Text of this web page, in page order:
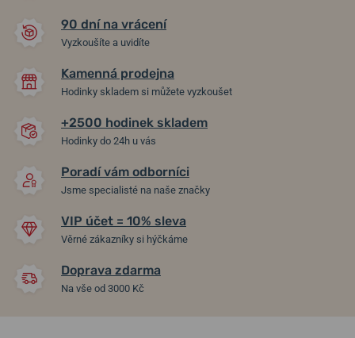
90 dní na vrácení
Vyzkoušíte a uvidíte
Kamenná prodejna
Hodinky skladem si můžete vyzkoušet
+2500 hodinek skladem
Hodinky do 24h u vás
Poradí vám odborníci
Jsme specialisté na naše značky
VIP účet = 10% sleva
Věrné zákazníky si hýčkáme
Doprava zdarma
Na vše od 3000 Kč